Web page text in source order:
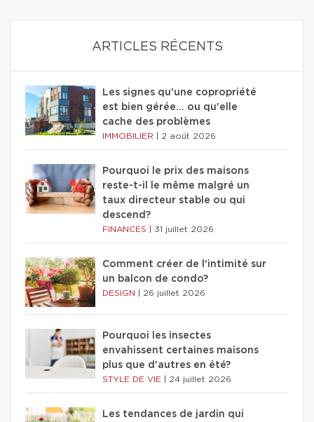
ARTICLES RÉCENTS
Les signes qu'une copropriété
est bien gérée… ou qu'elle
cache des problèmes
IMMOBILIER 2 août 2026
Pourquoi le prix des maisons
reste-t-il le même malgré un
taux directeur stable ou qui
descend?
FINANCES 31 juillet 2026
Comment créer de l'intimité sur
un balcon de condo?
DESIGN 26 juillet 2026
Pourquoi les insectes
envahissent certaines maisons
plus que d'autres en été?
STYLE DE VIE 24 juillet 2026
Les tendances de jardin qui